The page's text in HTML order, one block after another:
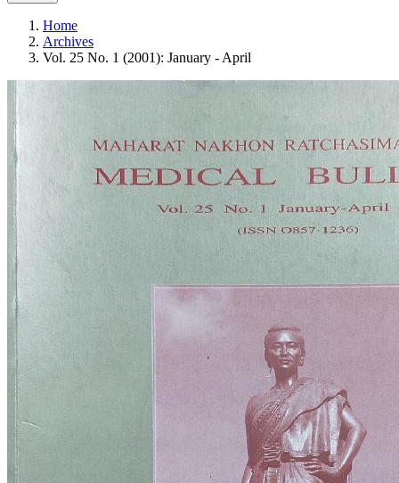
Home
Archives
Vol. 25 No. 1 (2001): January - April